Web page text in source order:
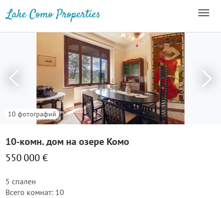
10 фотографий
10-комн. дом на озере Комо
550 000 €
5 спален
Всего комнат: 10